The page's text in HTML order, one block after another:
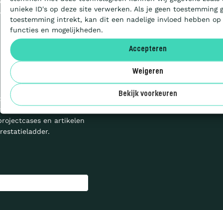
unieke ID's op deze site verwerken. Als je geen toestemming
toestemming intrekt, kan dit een nadelige invloed hebben op
functies en mogelijkheden.
Accepteren
Weigeren
Bekijk voorkeuren
schrijf u in voor de
nieuws,
en artikelen
Aanbesteden
Artikelen
Over ons